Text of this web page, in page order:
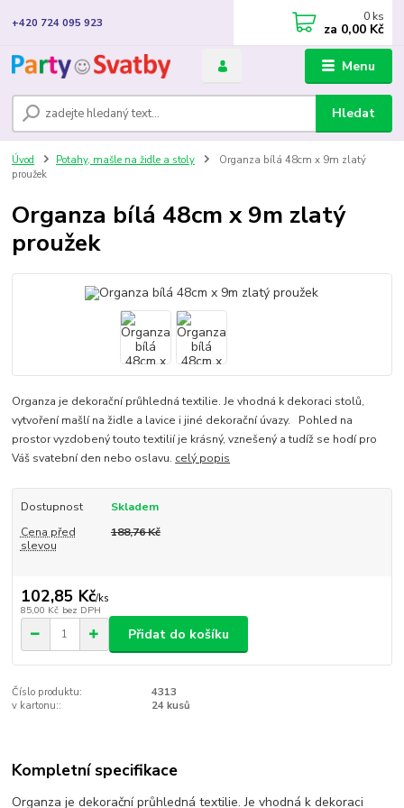
Menu
Hledat
+420 724 095 923 0 ks
za 0,00 Kč
Úvod Potahy, mašle na židle a stoly
Organza bílá 48cm x 9m zlatý
proužek
Organza bílá 48cm x 9m zlatý
proužek
Organza je dekorační průhledná textilie. Je vhodná k dekoraci stolů,
vytvoření mašlí na židle a lavice i jiné dekorační úvazy. Pohled na
prostor vyzdobený touto textilií je krásný, vznešený a tudíž se hodí pro
Váš svatební den nebo oslavu. celý popis
Dostupnost
Skladem
Cena před
slevou
188,76 Kč
102,85 Kč/ks
85,00 Kč bez DPH
Přidat do košíku
Číslo produktu:
4313
v kartonu::
24 kusů
Kompletní specifikace
Organza je dekorační průhledná textilie. Je vhodná k dekoraci